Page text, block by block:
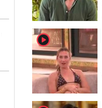
player2